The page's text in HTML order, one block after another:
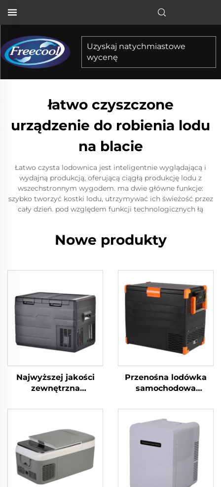
Uzyskaj natychmiastowe
wycenę
łatwo czyszczone
urządzenie do robienia lodu
na blacie
Łatwo czysta lodownica jest inteligentnie wyglądającą i
wydajną produkcją, oferującą ciągłą produkcję lodu z
wszechstronnym wygodem. ma dwie główne funkcje:
szybko tworzyć kostki lodu, utrzymywać ich świeżość przez
cały dzień. pod względem funkcji technologicznych łą
Nowe produkty
Najwyższej jakości
zewnętrzna
przyczepa
podróżna piknikowa
samochód i dom
podwójnego
zastosowania lodówka
samochodowa
Przenośna lodówka
samochodowa
kempingowa
ciężarówka kemping
na zewnątrz
wędkowanie domek
namiot przenośny
chłodziarka cena
fabryczna 52L